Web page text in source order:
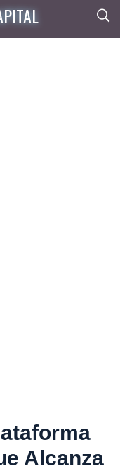
Alcanza